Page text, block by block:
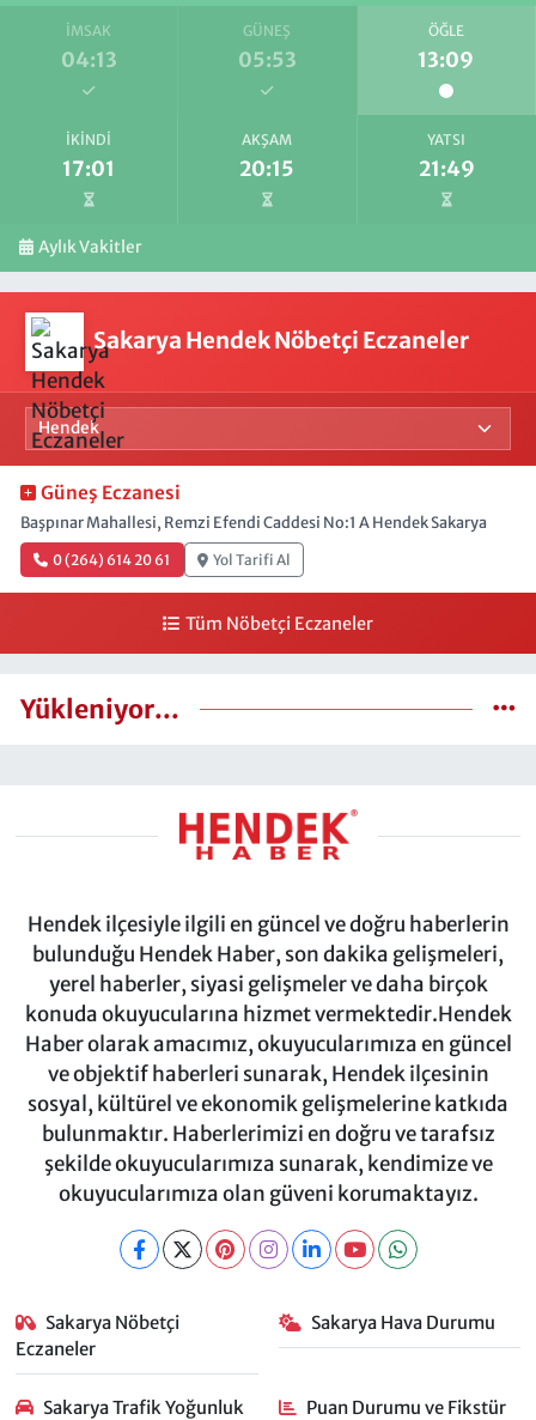
İMSAK
04:13
GÜNEŞ
05:53
ÖĞLE
13:09
İKINDI
17:01
AKŞAM
20:15
YATSI
21:49
Aylık Vakitler
Sakarya Hendek Nöbetçi Eczaneler
Güneş Eczanesi
Başpınar Mahallesi, Remzi Efendi Caddesi No:1 A Hendek Sakarya
0 (264) 614 20 61 Yol Tarifi Al
Tüm Nöbetçi Eczaneler
Yükleniyor...
Hendek ilçesiyle ilgili en güncel ve doğru haberlerin
bulunduğu Hendek Haber, son dakika gelişmeleri,
yerel haberler, siyasi gelişmeler ve daha birçok
konuda okuyucularına hizmet vermektedir.Hendek
Haber olarak amacımız, okuyucularımıza en güncel
ve objektif haberleri sunarak, Hendek ilçesinin
sosyal, kültürel ve ekonomik gelişmelerine katkıda
bulunmaktır. Haberlerimizi en doğru ve tarafsız
şekilde okuyucularımıza sunarak, kendimize ve
okuyucularımıza olan güveni korumaktayız.
Sakarya Nöbetçi
Eczaneler
Sakarya Hava Durumu
Sakarya Trafik Yoğunluk
Puan Durumu ve Fikstür